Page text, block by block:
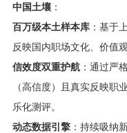
中国土壤：
百万级本土样本库：基于
反映国内职场文化、价值
信效度双重护航：通过严
（高信度）且真实反映职
乐化测评。
动态数据引擎：持续吸纳